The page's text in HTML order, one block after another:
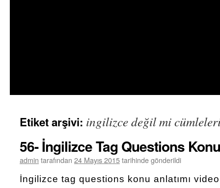
Etiket arşivi: ingilizce değil mi
56- İngilizce Tag Questions Konu
admin tarafından 24 Mayıs 2015tarihinde gönderildi
İngilizce tag questions konu anlatımı